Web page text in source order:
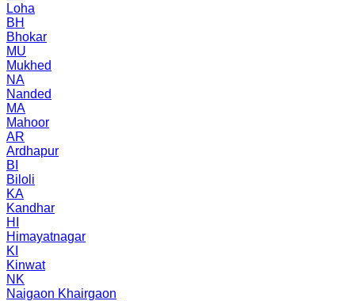
Loha
BH
Bhokar
MU
Mukhed
NA
Nanded
MA
Mahoor
AR
Ardhapur
BI
Biloli
KA
Kandhar
HI
Himayatnagar
KI
Kinwat
NK
Naigaon Khairgaon